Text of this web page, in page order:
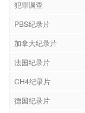
犯罪调查
PBS纪录片
加拿大纪录片
法国纪录片
CH4纪录片
德国纪录片